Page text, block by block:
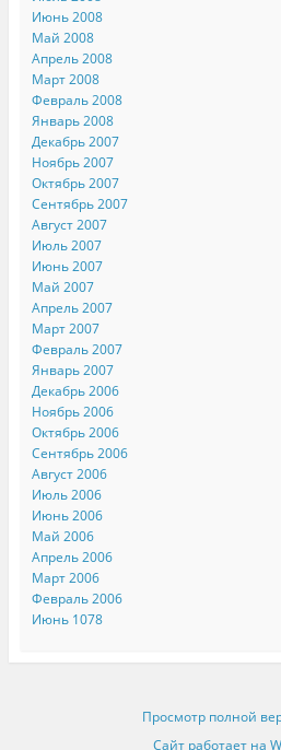
Июнь 2008
Май 2008
Апрель 2008
Март 2008
Февраль 2008
Январь 2008
Декабрь 2007
Ноябрь 2007
Октябрь 2007
Сентябрь 2007
Август 2007
Июль 2007
Июнь 2007
Май 2007
Апрель 2007
Март 2007
Февраль 2007
Январь 2007
Декабрь 2006
Ноябрь 2006
Октябрь 2006
Сентябрь 2006
Август 2006
Июль 2006
Июнь 2006
Май 2006
Апрель 2006
Март 2006
Февраль 2006
Июнь 1078
Просмотр полной
Сайт работает на